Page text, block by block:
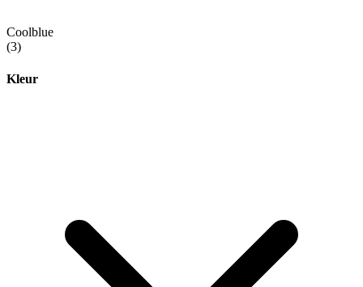
Coolblue
(3)
Kleur